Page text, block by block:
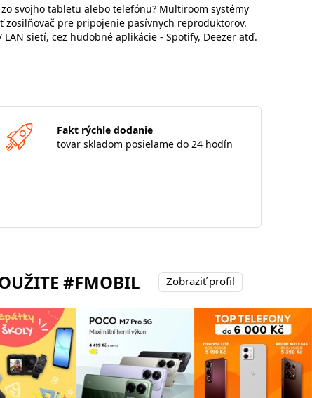
svojho tabletu alebo telefónu? Multiroom systémy
pre pripojenie pasívnych reproduktorov.
sietí, cez hudobné aplikácie - Spotify, Deezer atď.
Fakt rýchle dodanie
tovar skladom posielame do 24 hodín
#FMOBIL Zobraziť profil